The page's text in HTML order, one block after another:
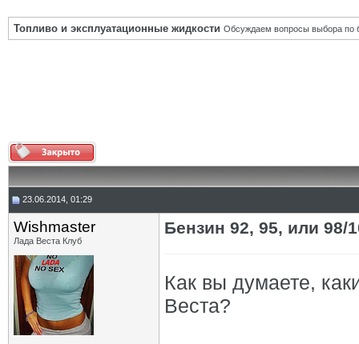
Топливо и эксплуатационные жидкости Обсуждаем вопросы выбора по
23.06.2014, 01:29
Wishmaster
Лада Веста Клуб
Бензин 92, 95, или 98/
Как вы думаете,
Веста?